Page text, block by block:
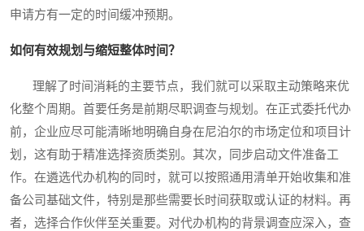
申请方有一定的时间缓冲预期。
如何有效规划与缩短整体时间？
理解了时间消耗的主要节点，我们就可以采取主动策略来优
化整个周期。首要任务是前期尽职调查与规划。在正式委托代办
前，企业应尽可能清晰地明确自身在尼泊尔的市场定位和项目计
划，这有助于精准选择资质类别。其次，同步启动文件准备工
作。在遴选代办机构的同时，就可以按照通用清单开始收集和准
备公司基础文件，特别是那些需要长时间获取或认证的材料。再
者，选择合作伙伴至关重要。对代办机构的背景调查应深入，查